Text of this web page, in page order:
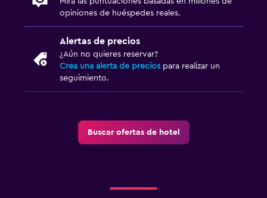
Terraza/patio
Juegos de mesa/rompecabezas
opiniones de huéspedes reales.
Alertas de precios
¿Aún no quieres reservar?
Crea una alerta de precios para realizar un
seguimiento.
Buscar ofertas de hotel